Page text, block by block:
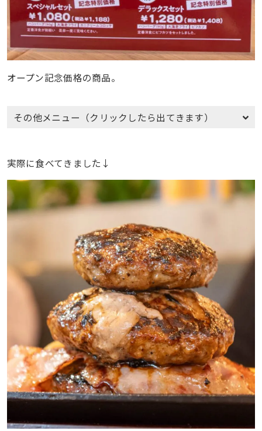
オープン記念価格の商品。
その他メニュー（クリックしたら出てきます）
実際に食べてきました↓